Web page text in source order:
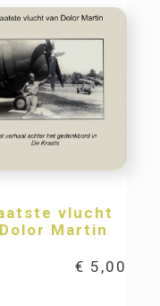
vlucht
Martin
€ 5,00